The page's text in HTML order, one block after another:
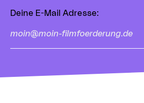
Deine E-Mail Adresse: